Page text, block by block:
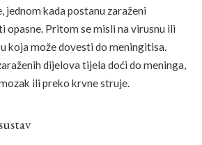
jednom kada postanu zaraženi
opasne. Pritom se misli na virusnu ili
koja može dovesti do meningitisa.
dijelova tijela doći do meninga,
ili preko krvne struje.